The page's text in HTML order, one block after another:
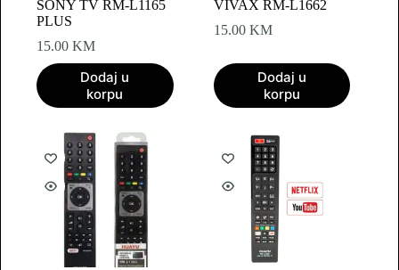
SONY TV RM-L1165
PLUS
15.00 KM
Dodaj u
korpu
VIVAX RM-L1662
15.00 KM
Dodaj u
korpu